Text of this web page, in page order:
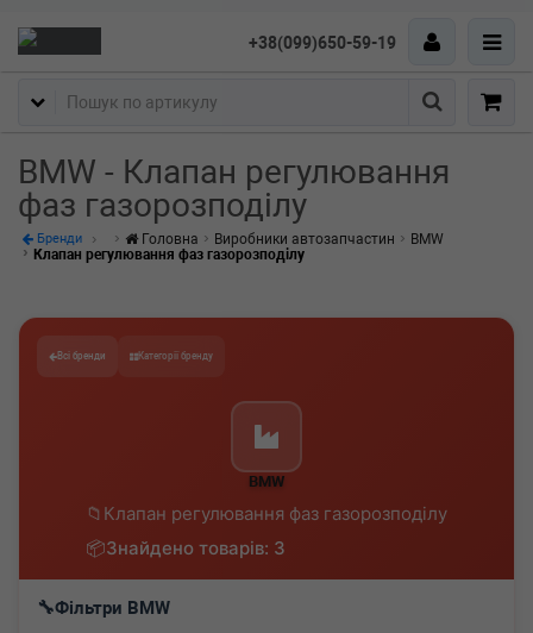
+38(099)650-59-19
Пошук
BMW - Клапан регулювання
фаз газорозподілу
Бренди Головна Виробники автозапчастин
BMW
Клапан регулювання фаз газорозподілу
Всі бренди Категорії бренду
BMW
Клапан регулювання фаз газорозподілу
Знайдено товарів: 3
Фільтри BMW